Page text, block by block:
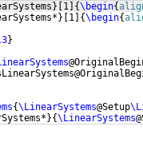
} 1 {\begin{
} 1 {\begin{
}
{\LinearSystems@Setup
}{\LinearSystems